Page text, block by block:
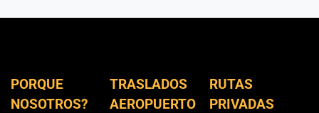
PORQUE
NOSOTROS?
TRASLADOS
AEROPUERTO
RUTAS
PRIVADAS